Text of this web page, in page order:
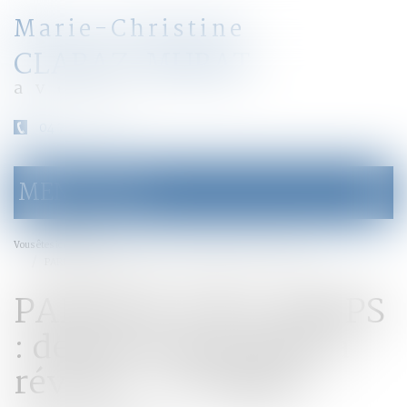
Marie-Christine
CLARAZ-MURAT
avocat
le
menu
MENU
Vous êtes ici :
PARENTS À MI-TEMPS
: de nouveaux défis à
révéler - Le Figaro